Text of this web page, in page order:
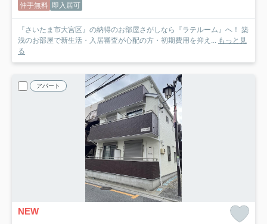
仲手無料 即入居可
『さいたま市大宮区』の納得のお部屋さがしなら『ラテルーム』へ！ 築
浅のお部屋で新生活・入居審査が心配の方・初期費用を抑え...
もっと見
る
アパート
NEW